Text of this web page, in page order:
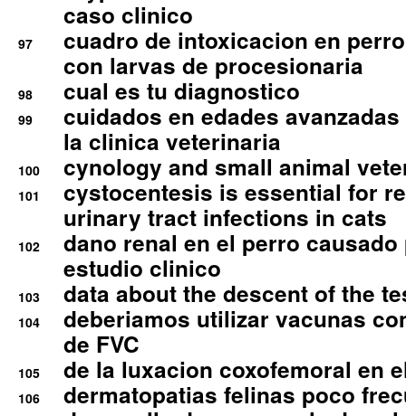
caso clinico
97
cuadro de intoxicacion en
con larvas de procesionaria
98 cual es tu diagnostico
99
cuidados en edades
la clinica veterinaria
100 cynology and small animal
101
cystocentesis is essential for
urinary tract infections in cats
102
dano renal en el perro
estudio clinico
103 data about the descent of the
104
deberiamos utilizar vacunas
de FVC
105 de la luxacion coxofemoral en
106 dermatopatias felinas poco